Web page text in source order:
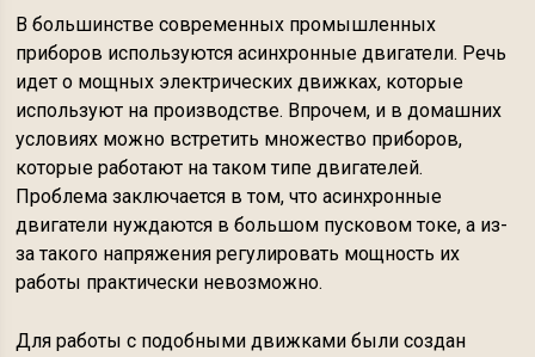
В большинстве современных промышленных
приборов используются асинхронные двигатели. Речь
идет о мощных электрических движках, которые
используют на производстве. Впрочем, и в домашних
условиях можно встретить множество приборов,
которые работают на таком типе двигателей.
Проблема заключается в том, что асинхронные
двигатели нуждаются в большом пусковом токе, а из-
за такого напряжения регулировать мощность их
работы практически невозможно.
Для работы с подобными движками были создан